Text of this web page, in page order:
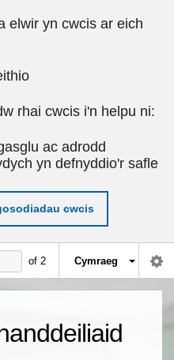
elwir yn cwcis ar eich
rhai cwcis i'n helpu ni:
ac adrodd
yn defnyddio'r safle
cwcis
of 2 Cymraeg